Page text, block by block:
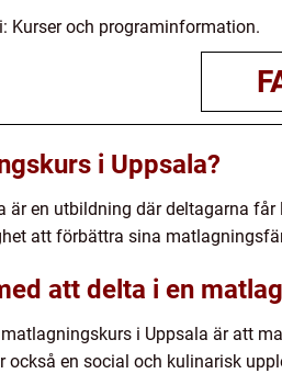
Kurser och programinformation.
i Uppsala?
är en utbildning där deltagarna
att förbättra sina
att delta i en
i Uppsala är att
också en social och kulinarisk